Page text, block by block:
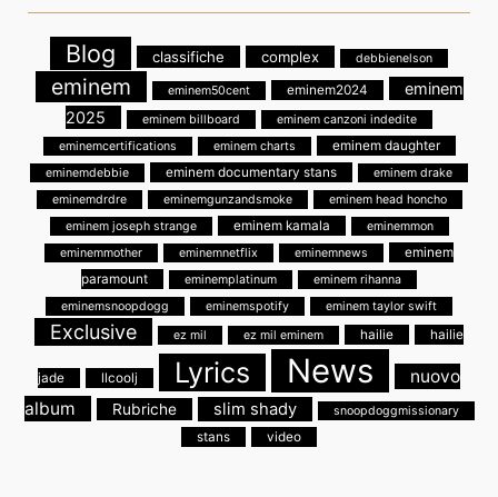
Blog classifiche complex debbienelson
eminem eminem50cent eminem2024
eminem
2025
eminem billboard
eminem canzoni indedite
eminemcertifications
eminem charts eminem daughter
eminemdebbie eminem documentary stans
eminem drake
eminemdrdre
eminemgunzandsmoke
eminem head honcho
eminem joseph strange
eminem kamala
eminemmon
eminemmother
eminemnetflix eminemnews
eminem
paramount
eminemplatinum
eminem rihanna
eminemsnoopdogg
eminemspotify eminem taylor swift
Exclusive ez mil ez mil eminem hailie hailie
jade llcoolj Lyrics News
nuovo
album
Rubriche slim shady snoopdoggmissionary
stans video